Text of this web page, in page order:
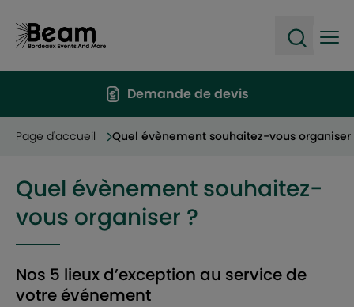
Demande de devis
Page d'accueil Quel évènement souhaitez-vous organiser
Quel évènement souhaitez-
vous organiser ?
Nos 5 lieux d’exception au service de
votre événement